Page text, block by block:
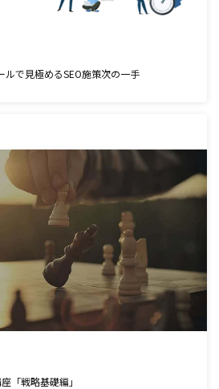
で見極めるSEO施策次の一手
「戦略基礎編」